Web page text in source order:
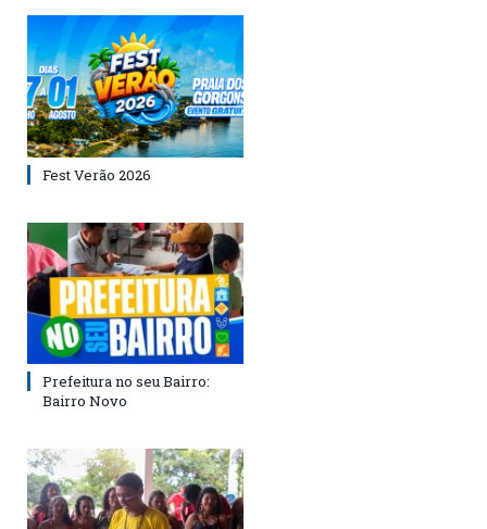
Fest Verão 2026
Prefeitura no seu Bairro:
Bairro Novo